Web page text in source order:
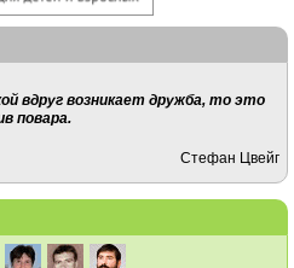
вдруг возникает дружба, то это
повара.
Стефан Цвейг